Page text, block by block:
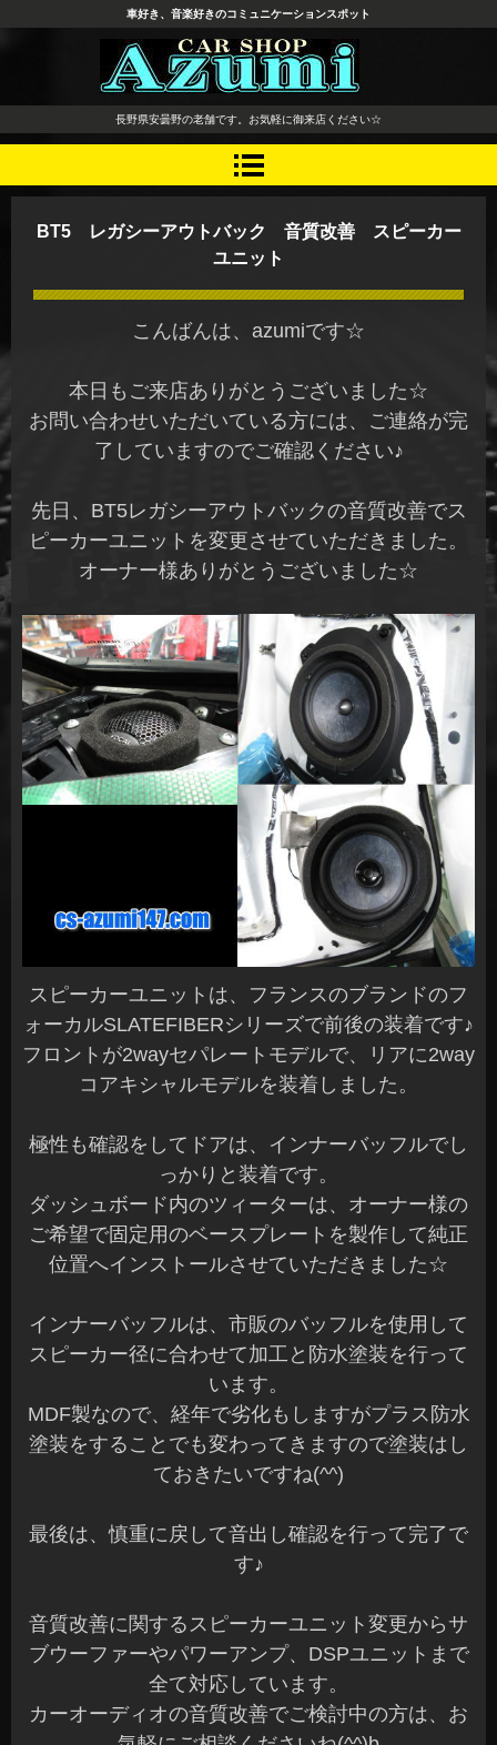
長野県 安曇野市 タイヤ ホ
イール デッドニング カーオ
ーディオ レカロシート
車好き、音楽好きのコミュニケーションスポット
長野県安曇野の老舗です。お気軽に御来店ください☆
BT5 レガシーアウトバック 音質改善 スピーカー
ユニット
こんばんは、azumiです☆
本日もご来店ありがとうございました☆
お問い合わせいただいている方には、ご連絡が完
了していますのでご確認ください♪
先日、BT5レガシーアウトバックの音質改善でス
ピーカーユニットを変更させていただきました。
オーナー様ありがとうございました☆
スピーカーユニットは、フランスのブランドのフ
ォーカルSLATEFIBERシリーズで前後の装着です♪
フロントが2wayセパレートモデルで、リアに2way
コアキシャルモデルを装着しました。
極性も確認をしてドアは、インナーバッフルでし
っかりと装着です。
ダッシュボード内のツィーターは、オーナー様の
ご希望で固定用のベースプレートを製作して純正
位置へインストールさせていただきました☆
インナーバッフルは、市販のバッフルを使用して
スピーカー径に合わせて加工と防水塗装を行って
います。
MDF製なので、経年で劣化もしますがプラス防水
塗装をすることでも変わってきますので塗装はし
ておきたいですね(^^)
最後は、慎重に戻して音出し確認を行って完了で
す♪
音質改善に関するスピーカーユニット変更からサ
ブウーファーやパワーアンプ、DSPユニットまで
全て対応しています。
カーオーディオの音質改善でご検討中の方は、お